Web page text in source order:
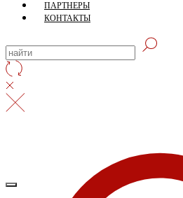
ПАРТНЕРЫ
КОНТАКТЫ